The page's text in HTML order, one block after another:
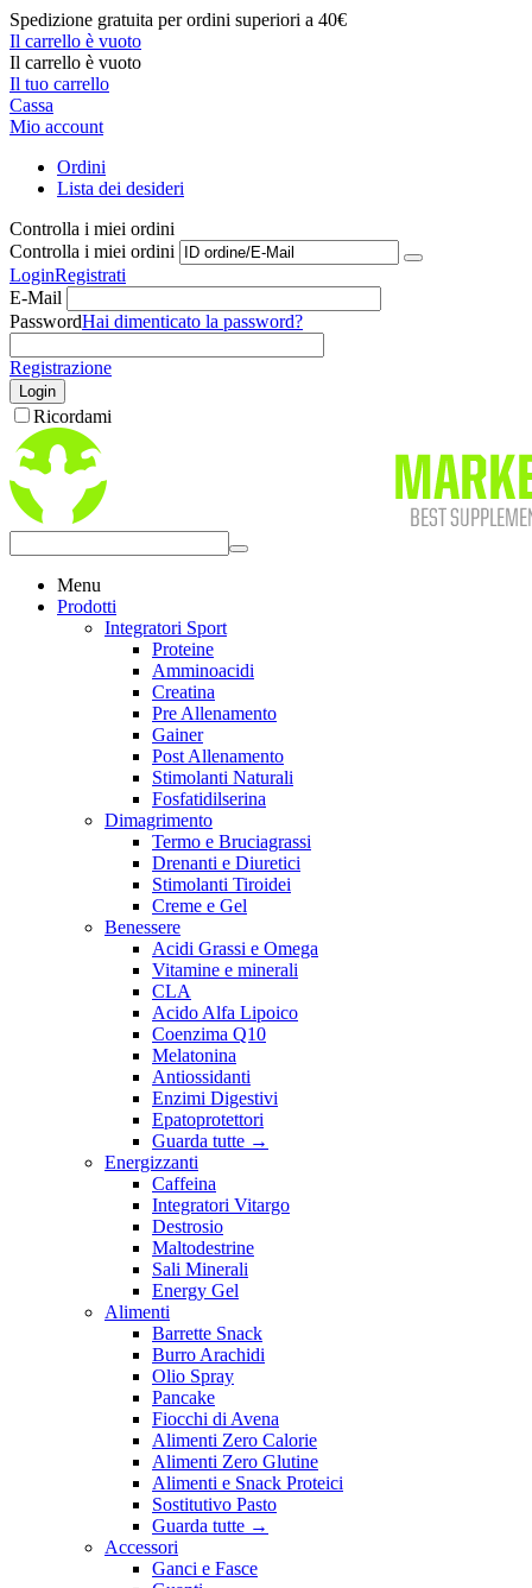
Spedizione gratuita per ordini superiori a 40€
Il carrello è vuoto
Il carrello è vuoto
Il tuo carrello
Cassa
Mio account
Ordini
Lista dei desideri
Controlla i miei ordini
Controlla i miei ordini
LoginRegistrati
E-Mail
PasswordHai dimenticato la password?
Registrazione
Login
Ricordami
Menu
Prodotti
Integratori Sport
Proteine
Amminoacidi
Creatina
Pre Allenamento
Gainer
Post Allenamento
Stimolanti Naturali
Fosfatidilserina
Dimagrimento
Termo e Bruciagrassi
Drenanti e Diuretici
Stimolanti Tiroidei
Creme e Gel
Benessere
Acidi Grassi e Omega
Vitamine e minerali
CLA
Acido Alfa Lipoico
Coenzima Q10
Melatonina
Antiossidanti
Enzimi Digestivi
Epatoprotettori
Guarda tutte →
Energizzanti
Caffeina
Integratori Vitargo
Destrosio
Maltodestrine
Sali Minerali
Energy Gel
Alimenti
Barrette Snack
Burro Arachidi
Olio Spray
Pancake
Fiocchi di Avena
Alimenti Zero Calorie
Alimenti Zero Glutine
Alimenti e Snack Proteici
Sostitutivo Pasto
Guarda tutte →
Accessori
Ganci e Fasce